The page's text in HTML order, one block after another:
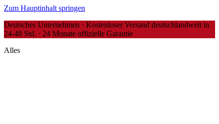
Zum Hauptinhalt springen
Deutsches Unternehmen · Kostenloser Versand deutschlandweit in
24-48 Std. · 24 Monate offizielle Garantie
Alles